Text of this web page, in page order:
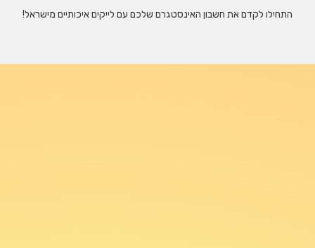
התחילו לקדם את חשבון האינסטגרם שלכם עם לייקים איכותיים מישראל!